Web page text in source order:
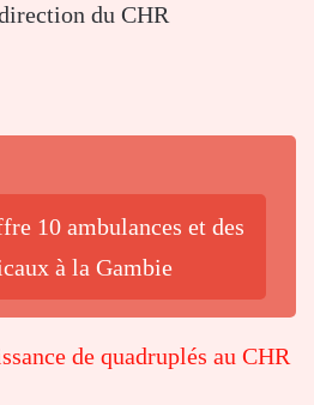
du CHR
10 ambulances et des
à la Gambie
de quadruplés au CHR